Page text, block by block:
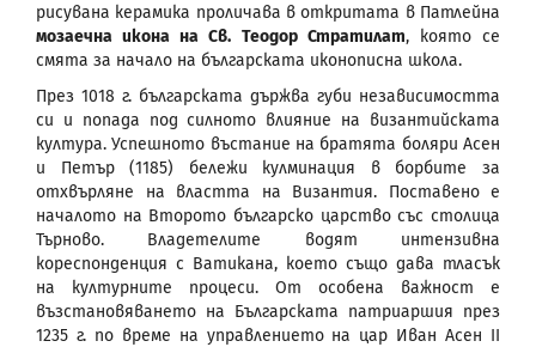
рисувана керамика проличава в откритата в Патлейна
мозаечна икона на Св. Теодор Стратилат, която се
смята за начало на българската иконописна школа.
През 1018 г. българската държва губи независимостта
си и попада под силното влияние на византийската
култура. Успешното въстание на братята боляри Асен
и Петър (1185) бележи кулминация в борбите за
отхвърляне на властта на Византия. Поставено е
началото на Второто българско царство със столица
Търново. Владетелите водят интензивна
кореспонденция с Ватикана, което също дава тласък
на културните процеси. От особена важност е
възстановяването на Българската патриаршия през
1235 г. по време на управлението на цар Иван Асен II